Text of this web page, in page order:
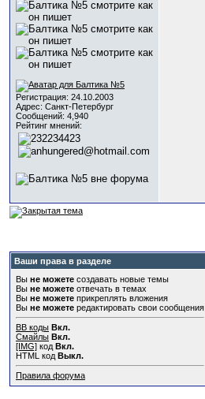
Регистрация: 24.10.2003
Адрес: Санкт-Петербург
Сообщений: 4,940
Рейтинг мнений:
Ваши права в разделе
Вы не можете создавать новые темы
Вы не можете отвечать в темах
Вы не можете прикреплять вложения
Вы не можете редактировать свои сообщения
BB коды Вкл.
Смайлы Вкл.
[IMG] код Вкл.
HTML код Выкл.
Правила форума